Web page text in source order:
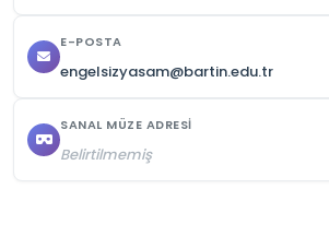
E-POSTA
engelsizyasam@bartin.edu.tr
SANAL MÜZE ADRESI
Belirtilmemiş